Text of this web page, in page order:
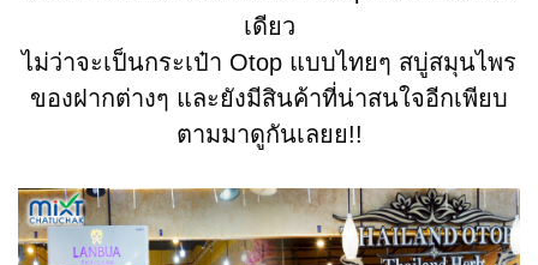
เดียว
ไม่ว่าจะเป็นกระเป๋า Otop แบบไทยๆ สบู่สมุนไพร
ของฝากต่างๆ และยังมีสินค้าที่น่าสนใจอีกเพียบ
ตามมาดูกันเลยย!!